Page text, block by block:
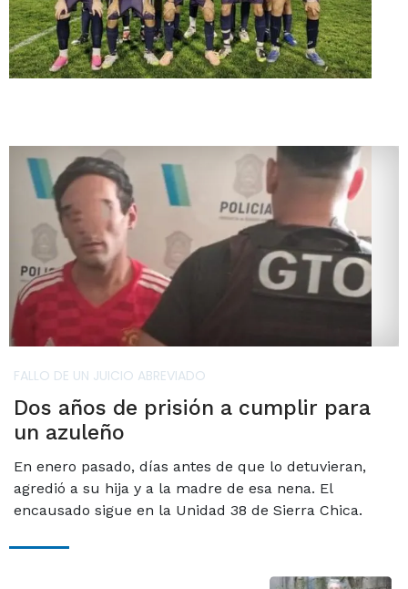
FALLO DE UN JUICIO ABREVIADO
Dos años de prisión a cumplir para
un azuleño
En enero pasado, días antes de que lo detuvieran,
agredió a su hija y a la madre de esa nena. El
encausado sigue en la Unidad 38 de Sierra Chica.